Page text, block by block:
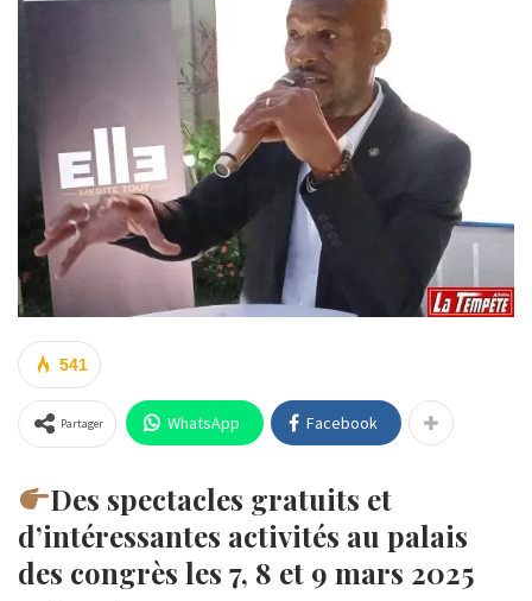
541
Partager WhatsApp Facebook
Des spectacles gratuits et
d’intéressantes activités au palais
des congrès les 7, 8 et 9 mars 2025